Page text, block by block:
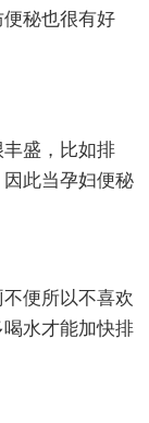
秘也很有好
盛，比如排
此当孕妇便秘
便所以不喜欢
水才能加快排